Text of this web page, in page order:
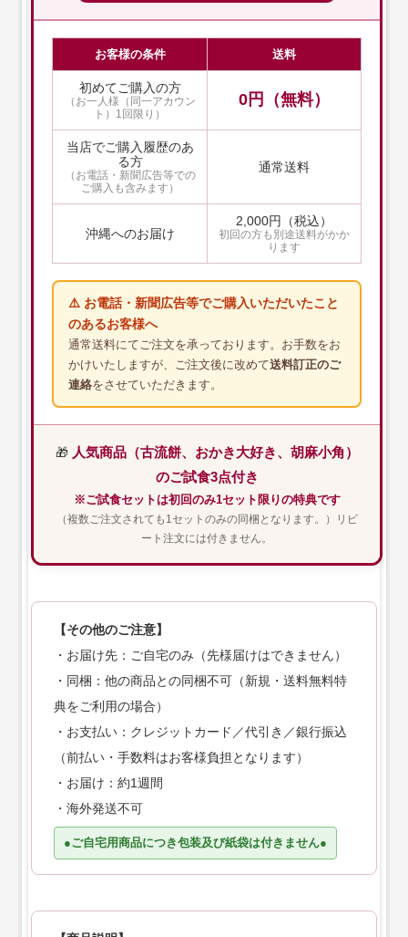
お客様の条件 送料
初めてご購入の方
（お一人様（同一アカウン
ト）1回限り）
0円（無料）
当店でご購入履歴のあ
る方
（お電話・新聞広告等での
ご購入も含みます）
通常送料
沖縄へのお届け
2,000円（税込）
初回の方も別途送料がかか
ります
⚠️ お電話・新聞広告等でご購入いただいたこと
のあるお客様へ
通常送料にてご注文を承っております。お手数をお
かけいたしますが、ご注文後に改めて送料訂正のご
連絡をさせていただきます。
🎁 人気商品（古流餅、おかき大好き、胡麻小角）
のご試食3点付き
※ご試食セットは初回のみ1セット限りの特典です
（複数ご注文されても1セットのみの同梱となります。）リピ
ート注文には付きません。
【その他のご注意】
・お届け先：ご自宅のみ（先様届けはできません）
・同梱：他の商品との同梱不可（新規・送料無料特
典をご利用の場合）
・お支払い：クレジットカード／代引き／銀行振込
（前払い・手数料はお客様負担となります）
・お届け：約1週間
・海外発送不可
●ご自宅用商品につき包装及び紙袋は付きません●